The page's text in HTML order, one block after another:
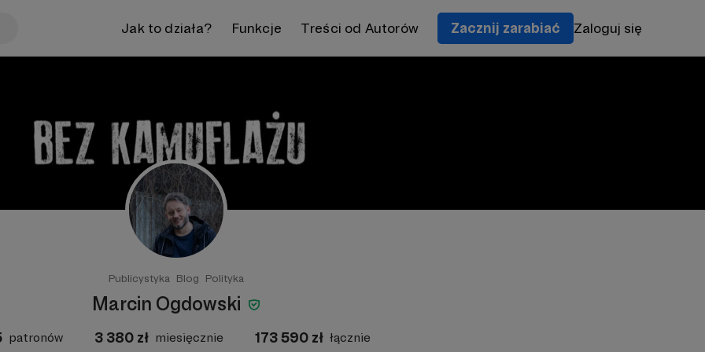
Jak to działa? Funkcje Treści od Autorów Zacznij zarabiać Zaloguj się
Publicystyka Blog Polityka
Marcin Ogdowski
patronów 3 380 zł miesięcznie 173 590 zł łącznie